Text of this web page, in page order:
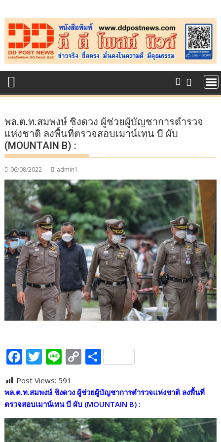
to
content
พล.ต.ท.สมพงษ์ ชิงดวง ผู้ช่วยผู้บัญชาการตำรวจ
แห่งชาติ ลงพื้นที่ตรวจสอบเมาน์เทน บี ผับ
(MOUNTAIN B) :
06/08/2022 admin1
F
ac
e
b
o
o
T
w
itt
er
Li
n
e
C
o
p
y
Li
n
S
h
ar
e
Post Views: 591
พล.ต.ท.สมพงษ์ ชิงดวง ผู้ช่วยผู้บัญชาการตำรวจแห่งชาติ ลงพื้นที่
ตรวจสอบเมาน์เทน บี ผับ (MOUNTAIN B) :